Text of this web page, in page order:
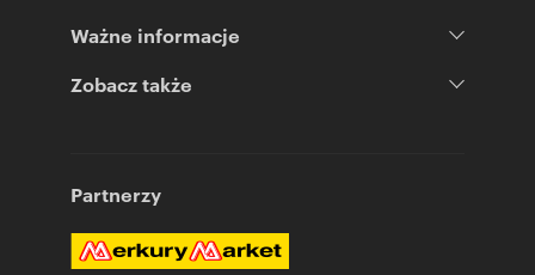
Ważne informacje
Zobacz także
Partnerzy